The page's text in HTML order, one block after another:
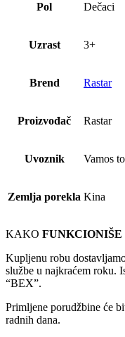
Pol Dečaci
Uzrast 3+
Brend Rastar
Proizvođač Rastar
Uvoznik Vamos
Zemlja porekla Kina
KAKO FUNKCIONIŠE
Kupljenu robu
službe u najkraćem roku.
“BEX”.
Primljene porudžbine će
radnih dana.